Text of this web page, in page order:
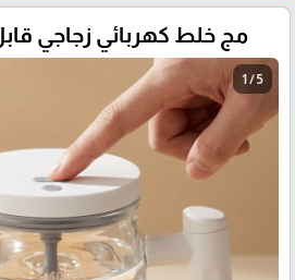
مج خلط كهربائي زجاجي
1 / 5